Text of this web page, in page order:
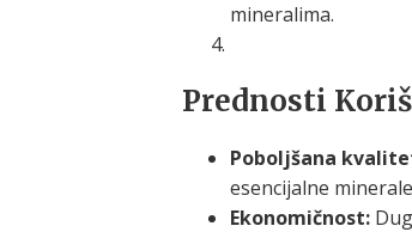
mineralima.
Prednosti
Poboljšana
esencijalne
Ekonomičnost: